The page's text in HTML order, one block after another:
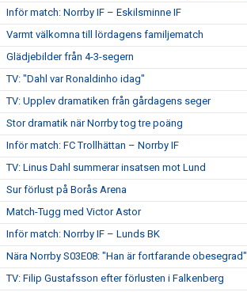
Inför match: Norrby IF – Eskilsminne IF
Varmt välkomna till lördagens familjematch
Glädjebilder från 4-3-segern
TV: "Dahl var Ronaldinho idag"
TV: Upplev dramatiken från gårdagens seger
Stor dramatik när Norrby tog tre poäng
Inför match: FC Trollhättan – Norrby IF
TV: Linus Dahl summerar insatsen mot Lund
Sur förlust på Borås Arena
Match-Tugg med Victor Astor
Inför match: Norrby IF – Lunds BK
Nära Norrby S03E08: "Han är fortfarande obesegrad"
TV: Filip Gustafsson efter förlusten i Falkenberg